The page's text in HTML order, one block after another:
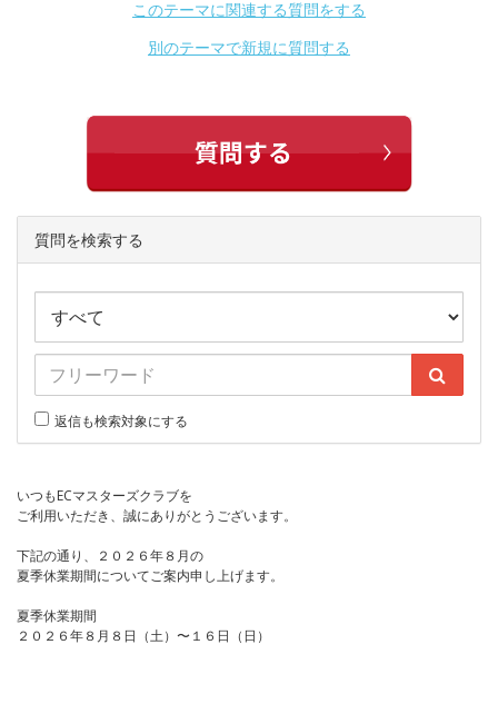
このテーマに関連する質問をする
別のテーマで新規に質問する
質問を検索する
返信も検索対象にする
いつもECマスターズクラブを
ご利用いただき、誠にありがとうございます。
下記の通り、２０２６年８月の
夏季休業期間についてご案内申し上げます。
夏季休業期間
２０２６年８月８日（土）〜１６日（日）